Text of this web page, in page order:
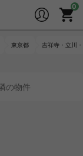
東京都 吉祥寺・立川
の物件